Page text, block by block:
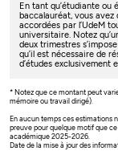
En tant qu’étudiante ou
baccalauréat, vous avez
accordées par l’UdeM
universitaire. Notez
deux trimestres
qu’il est nécessaire de
d’études exclusivement
* Notez que ce montant peut
mémoire ou travail dirigé).
En aucun temps ces estimations
preuve pour quelque motif que
académique 2025-2026.
Date de la mise à jour des